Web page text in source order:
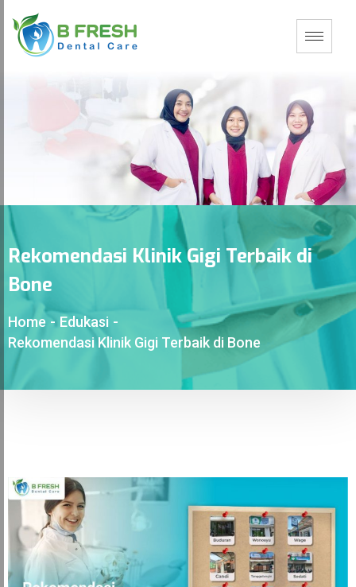
Rekomendasi Klinik Gigi Terbaik di
Bone
Home - Edukasi -
Rekomendasi Klinik Gigi Terbaik di Bone